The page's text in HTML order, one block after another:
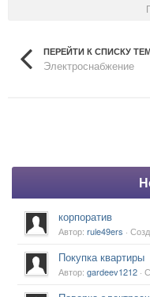
ПЕРЕЙТИ К СПИСКУ
Электроснабжение
корпоратив
Автор: rule49ers ·
Покупка квартиры
Автор: gardeev1212 ·